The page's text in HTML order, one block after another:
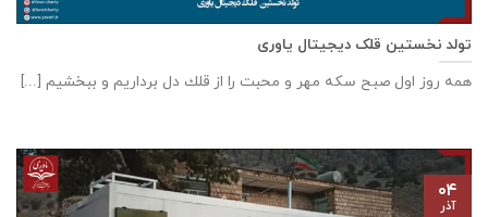
تولد نخستین قلک دیجیتال یاوری
همه روز اول صبح سكه مهر و محبت را از قلك دل برداريم و ببخشيم [...]
۰۴
آذر